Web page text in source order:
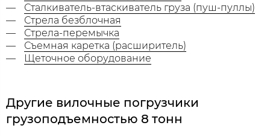
Сталкиватель-втаскиватель груза (пуш-пуллы)
Стрела безблочная
Стрела-перемычка
Съемная каретка (расширитель)
Щеточное оборудование
Другие вилочные погрузчики
грузоподъемностью 8 тонн